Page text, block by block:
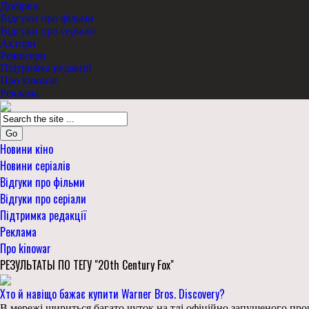
Добірки
Відгуки про фільми
Відгуки про серіали
Актори
Режисери
Підтримка редакції
Про kinowar
Реклама
Go
Новини кіно
Новини серіалів
Відгуки про фільми
Відгуки про серіали
Підтримка редакції
Реклама
Про kinowar
РЕЗУЛЬТАТЫ ПО ТЕГУ "20th Century Fox"
Хто й навіщо бажає купити Warner Bros. Discovery?